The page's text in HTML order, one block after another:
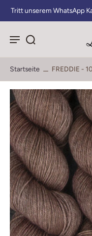
Tritt unserem WhatsApp
Startseite FREDDIE -